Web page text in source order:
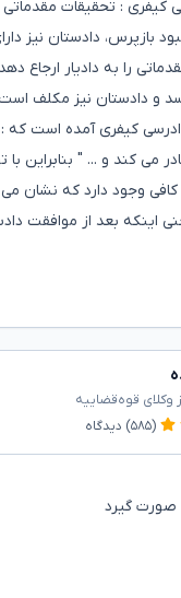
بازپرس، دادستان نیز
را به دادیار ارجاع
و دادستان نیز مکلف
آیین دادرسی کیفری
کافی وجود دارد که نشان
اینکه بعد از موافقت
وکلای قوه‌قضاییه
(۵۸۵) دیدگاه
صورت گیرد